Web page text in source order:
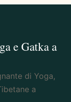
e Gatka a
di Yoga,
a